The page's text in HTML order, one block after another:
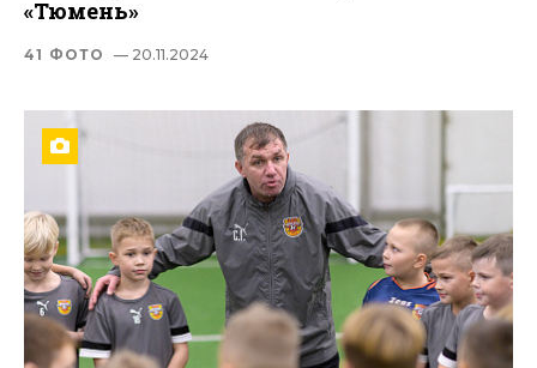
«Тюмень»
41 ФОТО — 20.11.2024